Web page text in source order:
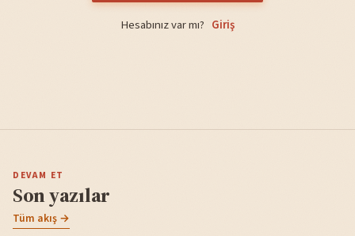
Hesabınız var mı? Giriş
DEVAM ET
Son yazılar
Tüm akış →